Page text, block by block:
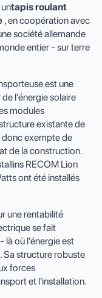
untapis roulant
, en coopération avec
société allemande
entier - sur terre
est une
l'énergie solaire
modules
existante de
donc exempte de
de la construction.
RECOM Lion
ont été installés
une rentabilité
se fait
là où l'énergie est
Sa structure robuste
forces
et l'installation.